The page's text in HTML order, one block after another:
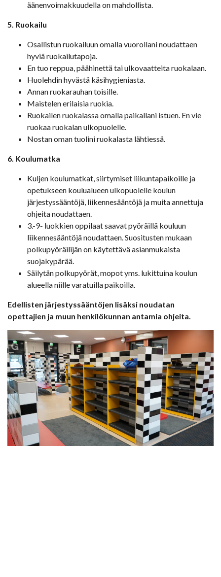
äänenvoimakkuudella on mahdollista.
5. Ruokailu
Osallistun ruokailuun omalla vuorollani noudattaen
hyviä ruokailutapoja.
En tuo reppua, päähinettä tai ulkovaatteita ruokalaan.
Huolehdin hyvästä käsihygieniasta.
Annan ruokarauhan toisille.
Maistelen erilaisia ruokia.
Ruokailen ruokalassa omalla paikallani istuen. En vie
ruokaa ruokalan ulkopuolelle.
Nostan oman tuolini ruokalasta lähtiessä.
6. Koulumatka
Kuljen koulumatkat, siirtymiset liikuntapaikoille ja
opetukseen koulualueen ulkopuolelle koulun
järjestyssääntöjä, liikennesääntöjä ja muita annettuja
ohjeita noudattaen.
3.-9- luokkien oppilaat saavat pyöräillä kouluun
liikennesääntöjä noudattaen. Suositusten mukaan
polkupyöräilijän on käytettävä asianmukaista
suojakypärää.
Säilytän polkupyörät, mopot yms. lukittuina koulun
alueella niille varatuilla paikoilla.
Edellisten järjestyssääntöjen lisäksi noudatan
opettajien ja muun henkilökunnan antamia ohjeita.